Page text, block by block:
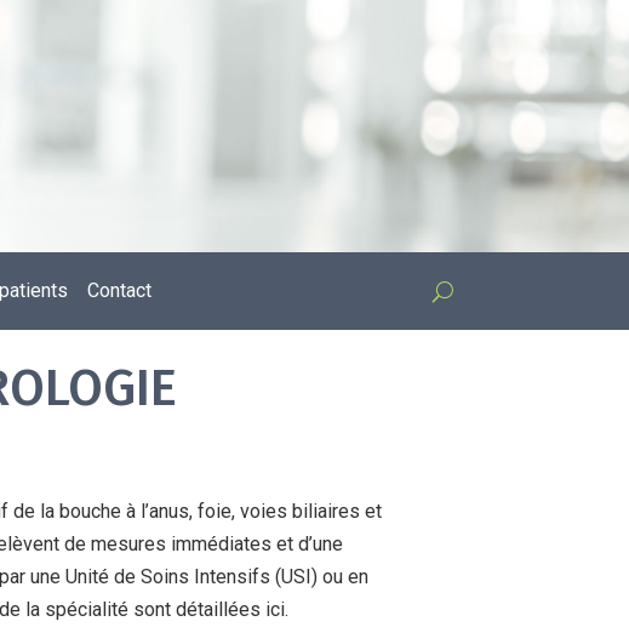
Contact
la bouche à l’anus, foie, voies biliaires et
de mesures immédiates et d’une
une Unité de Soins Intensifs (USI) ou en
la spécialité sont détaillées ici.